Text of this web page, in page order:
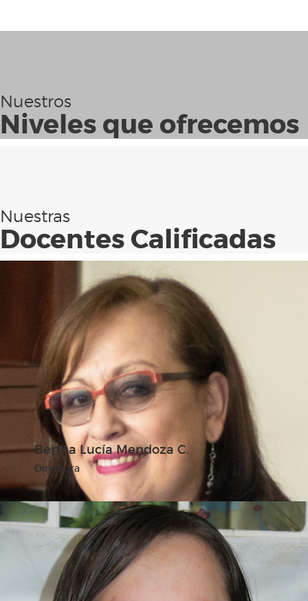
Nuestros
Niveles que ofrecemos
Nuestras
Docentes Calificadas
Bertha Lucía Mendoza C.
Directora